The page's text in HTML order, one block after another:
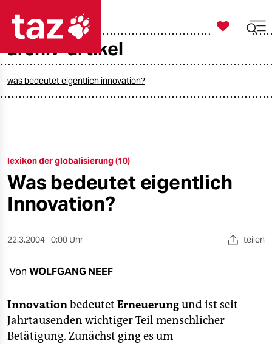
taz zahl ich
öko
gesellschaft
sport
berlin
nord
wahrheit

taz zahl ich
archiv-artikel
was bedeutet eigentlich innovation?
lexikon der globalisierung (10)
Was bedeutet eigentlich
Innovation?
22.3.2004 0:00 Uhr teilen
Von WOLFGANG NEEF
Innovationbedeutet Erneuerungund ist seit
Jahrtausenden wichtiger Teil menschlicher
Betätigung. Zunächst ging es um